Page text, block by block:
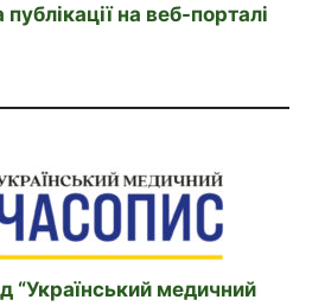
на веб-порталі
“Український медичний